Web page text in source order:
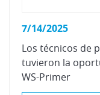
7/14/2025
Los técnicos de
tuvieron la
WS-Primer